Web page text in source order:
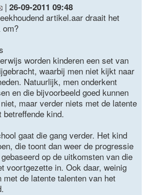
| 26-09-2011 09:48
artikel.aar draait het
om?
worden kinderen een set van
waarbij men niet kijkt naar
Natuurlijk, men onderkent
en die bijvoorbeeld goed kunnen
maar verder niets met de latente
kind.
gaat die gang verder. Het kind
die toont dan weer de progressie
op de uitkomsten van die
voortgezette in. Ook daar, weinig
met de latente talenten van het